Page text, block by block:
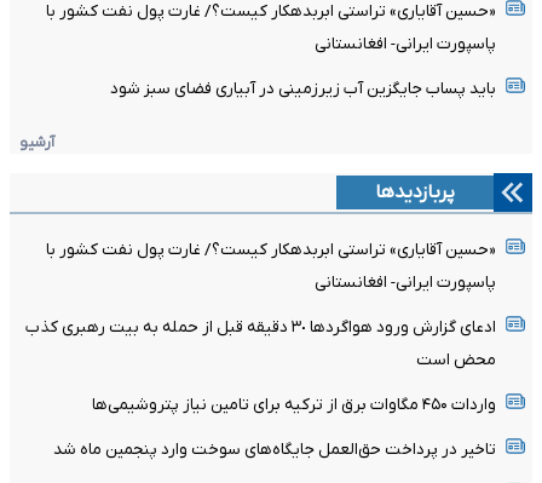
«حسین آقایاری» تراستی ابربدهکار کیست؟/ غارت پول نفت کشور با
پاسپورت ایرانی- افغانستانی
باید پساب جایگزین آب‌ زیرزمینی در آبیاری فضای سبز شود
آرشیو
پربازدیدها
«حسین آقایاری» تراستی ابربدهکار کیست؟/ غارت پول نفت کشور با
پاسپورت ایرانی- افغانستانی
ادعای گزارش ورود هواگردها ٣٠ دقیقه قبل از حمله به بیت رهبری کذب
محض است
واردات ۴۵۰ مگاوات برق از ترکیه برای تامین نیاز پتروشیمی‌ها
تاخیر در پرداخت حق‌العمل جایگاه‌های سوخت وارد پنجمین ماه شد